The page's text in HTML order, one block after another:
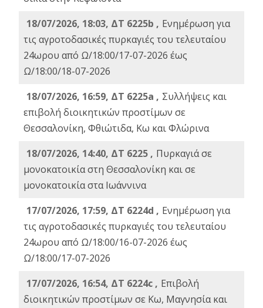
18/07/2026, 18:03, ΔΤ 6225b , Ενημέρωση για
τις αγροτοδασικές πυρκαγιές του τελευταίου
24ωρου από Ω/18:00/17-07-2026 έως
Ω/18:00/18-07-2026
18/07/2026, 16:59, ΔT 6225a , Συλλήψεις και
επιβολή διοικητικών προστίμων σε
Θεσσαλονίκη, Φθιώτιδα, Κω και Φλώρινα
18/07/2026, 14:40, ΔΤ 6225 , Πυρκαγιά σε
μονοκατοικία στη Θεσσαλονίκη και σε
μονοκατοικία στα Ιωάννινα
17/07/2026, 17:59, ΔΤ 6224d , Ενημέρωση για
τις αγροτοδασικές πυρκαγιές του τελευταίου
24ωρου από Ω/18:00/16-07-2026 έως
Ω/18:00/17-07-2026
17/07/2026, 16:54, ΔΤ 6224c , Επιβολή
διοικητικών προστίμων σε Κω, Μαγνησία και